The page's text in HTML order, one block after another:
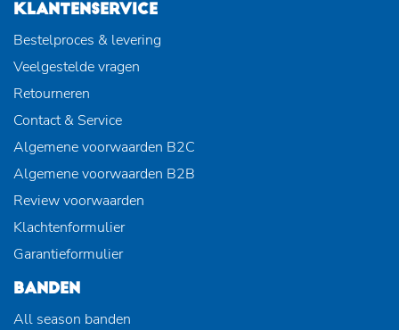
KLANTENSERVICE
Bestelproces & levering
Veelgestelde vragen
Retourneren
Contact & Service
Algemene voorwaarden B2C
Algemene voorwaarden B2B
Review voorwaarden
Klachtenformulier
Garantieformulier
BANDEN
All season banden